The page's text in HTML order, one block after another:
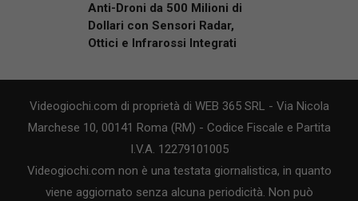
Anti-Droni da 500 Milioni di
Dollari con Sensori Radar,
Ottici e Infrarossi Integrati
Videogiochi.com di proprietà di WEB 365 SRL - Via Nicola
Marchese 10, 00141 Roma (RM) - Codice Fiscale e Partita
I.V.A. 12279101005
Videogiochi.com non è una testata giornalistica, in quanto
viene aggiornato senza alcuna periodicità. Non può